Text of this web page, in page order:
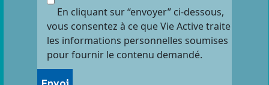
En cliquant sur “envoyer” ci-dessous,
vous consentez à ce que Vie Active traite
les informations personnelles soumises
pour fournir le contenu demandé.